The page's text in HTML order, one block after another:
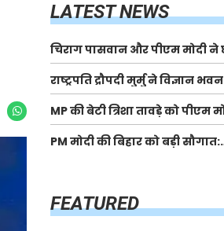
LATEST NEWS
चिराग पासवान और पीएम मोदी ने
पूजा के समापन पर देशवासियों को
शुभकामनाएं, छठी मैया से देश की
की कामना की
राष्ट्रपति द्रौपदी मुर्मु ने विज्ञान
आयोजित आदि कर्मयोगी अभियान
राष्ट्रीय कॉन्क्लेव में मध्यप्रदेश को
सम्मानित किया
MP की बेटी त्रिशा तावड़े को पीएम
किया सम्मानित, राष्ट्रीय स्तर पर
कौशल विकास का परचम
PM मोदी की बिहार को बड़ी सौगात:
FEATURED